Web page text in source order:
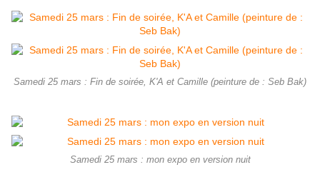
Samedi 25 mars : Fin de soirée, K'A et Camille (peinture de : Seb Bak)
Samedi 25 mars : mon expo en version nuit